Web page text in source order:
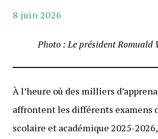
8 juin 2026
Photo : Le président Romuald
À l’heure où des milliers
affrontent les différents examens
scolaire et académique 2025-